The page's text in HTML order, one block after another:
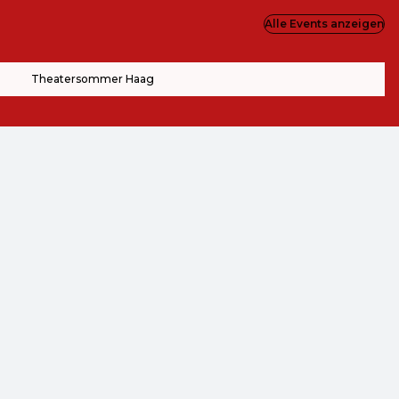
Theatersommer Haag
Alle Events anzeigen